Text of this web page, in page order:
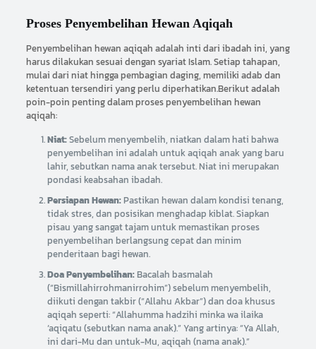
Proses Penyembelihan Hewan Aqiqah
Penyembelihan hewan aqiqah adalah inti dari ibadah ini, yang
harus dilakukan sesuai dengan syariat Islam. Setiap tahapan,
mulai dari niat hingga pembagian daging, memiliki adab dan
ketentuan tersendiri yang perlu diperhatikan.Berikut adalah
poin-poin penting dalam proses penyembelihan hewan
aqiqah:
Niat:Sebelum menyembelih, niatkan dalam hati bahwa
penyembelihan ini adalah untuk aqiqah anak yang baru
lahir, sebutkan nama anak tersebut. Niat ini merupakan
pondasi keabsahan ibadah.
Persiapan Hewan:Pastikan hewan dalam kondisi tenang,
tidak stres, dan posisikan menghadap kiblat. Siapkan
pisau yang sangat tajam untuk memastikan proses
penyembelihan berlangsung cepat dan minim
penderitaan bagi hewan.
Doa Penyembelihan:Bacalah basmalah
(“Bismillahirrohmanirrohim”) sebelum menyembelih,
diikuti dengan takbir (“Allahu Akbar”) dan doa khusus
aqiqah seperti: “Allahumma hadzihi minka wa ilaika
‘aqiqatu (sebutkan nama anak).” Yang artinya: “Ya Allah,
ini dari-Mu dan untuk-Mu, aqiqah (nama anak).”